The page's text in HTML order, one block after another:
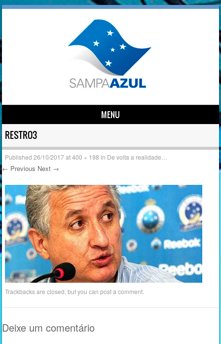
MENU
Skip to content
RESTRO3
Published26/10/2017at400 × 198 in De volta a realidade…
← Previous Next →
Trackbacks are closed, but you canpost a comment
Deixe um comentário